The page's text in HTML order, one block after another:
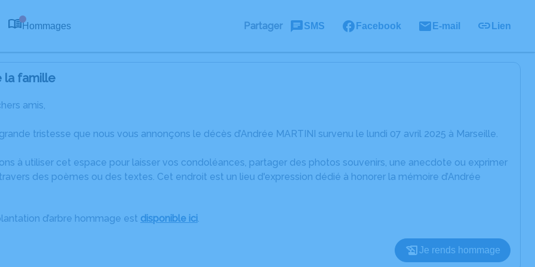
Hommages Partager SMS Facebook E-mail Lien
la famille
amis,
tristesse que nous vous annonçons le décès d’Andrée MARTINI survenu le lundi 07 avril 2025 à Marseille.
à utiliser cet espace pour laisser vos condoléances, partager des photos souvenirs, une anecdote ou exprimer
des poèmes ou des textes. Cet endroit est un lieu d'expression dédié à honorer la mémoire d’Andrée
d’arbre hommage est disponible ici.
Je rends hommage